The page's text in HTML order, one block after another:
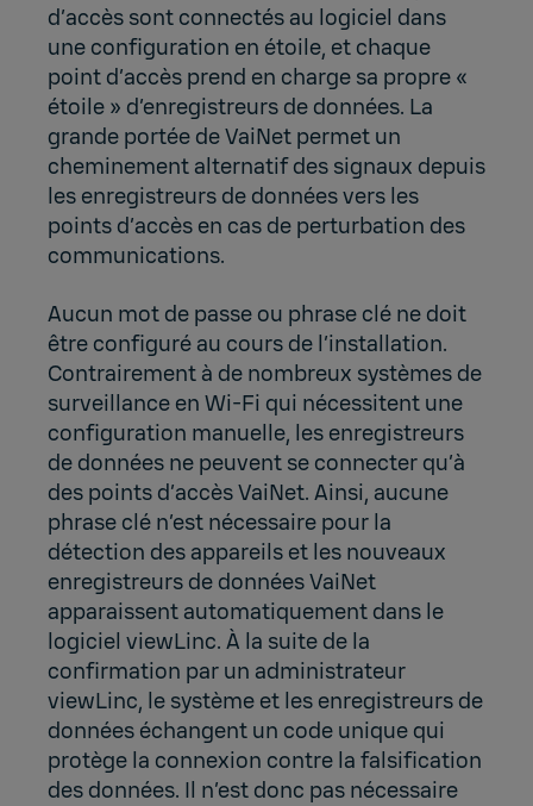
d’accès sont connectés au logiciel dans
une configuration en étoile, et chaque
point d’accès prend en charge sa propre «
étoile » d’enregistreurs de données. La
grande portée de VaiNet permet un
cheminement alternatif des signaux depuis
les enregistreurs de données vers les
points d’accès en cas de perturbation des
communications.
Aucun mot de passe ou phrase clé ne doit
être configuré au cours de l’installation.
Contrairement à de nombreux systèmes de
surveillance en Wi-Fi qui nécessitent une
configuration manuelle, les enregistreurs
de données ne peuvent se connecter qu’à
des points d’accès VaiNet. Ainsi, aucune
phrase clé n’est nécessaire pour la
détection des appareils et les nouveaux
enregistreurs de données VaiNet
apparaissent automatiquement dans le
logiciel viewLinc. À la suite de la
confirmation par un administrateur
viewLinc, le système et les enregistreurs de
données échangent un code unique qui
protège la connexion contre la falsification
des données. Il n’est donc pas nécessaire